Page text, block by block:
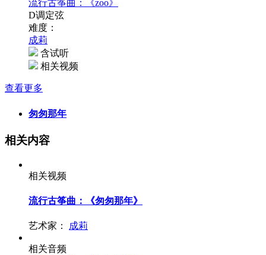
流行古筝曲：《zoo》
D调定弦
难度：
成莉
含试听
相关视频
查看更多
匆匆那年
相关内容
相关视频
流行古筝曲：《匆匆那年》
艺术家： 成莉
相关音频